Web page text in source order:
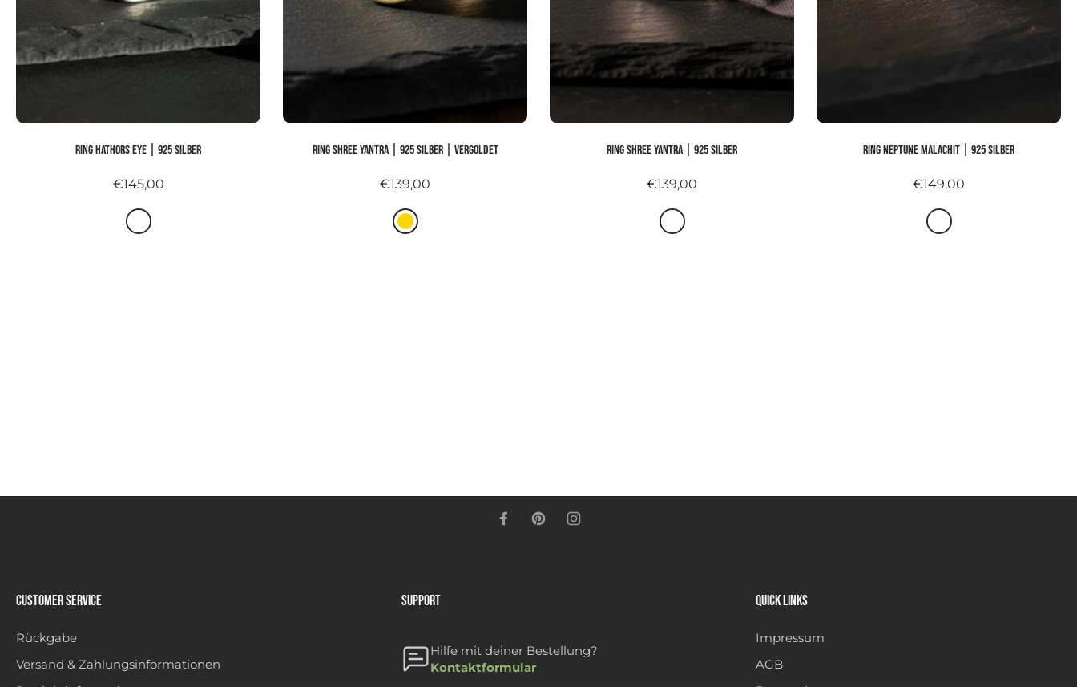
Ring HATHORS EYE | 925 Silber
€145,00
Ring SHREE YANTRA | 925 Silber | vergoldet
€139,00
Ring SHREE YANTRA | 925 Silber
€139,00
Ring NEPTUNE MALACHIT | 925 Silber
€149,00
Customer Service
Rückgabe
Versand & Zahlungsinformationen
Support
Hilfe mit deiner Bestellung?
Kontaktformular
Quick links
Impressum
AGB